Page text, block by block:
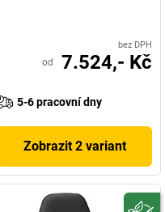
bez DPH
od 7.524,- Kč
5-6 pracovní dny
Zobrazit 2 variant